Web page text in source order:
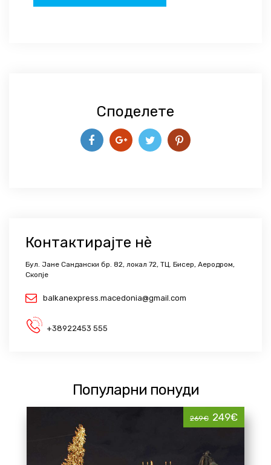
Споделете
Контактирајте нѐ
Бул. Јане Сандански бр. 82, локал 72, ТЦ. Бисер, Аеродром,
Скопје
balkanexpress.macedonia@gmail.com
+38922453 555
Популарни понуди
269€ 249€